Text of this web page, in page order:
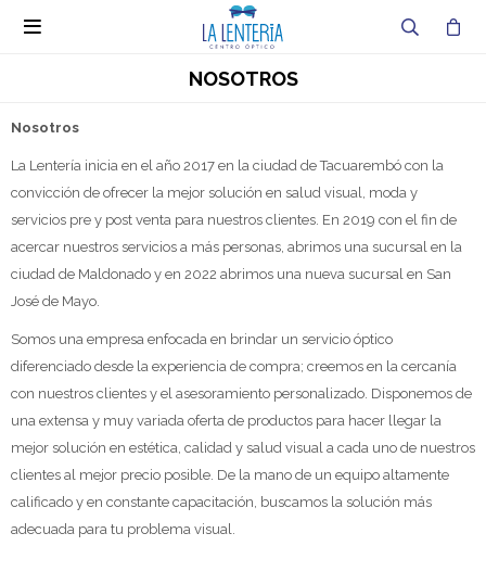

NOSOTROS
Nosotros
La Lentería inicia en el año 2017 en la ciudad de Tacuarembó con la
convicción de ofrecer la mejor solución en salud visual, moda y
servicios pre y post venta para nuestros clientes. En 2019 con el fin de
acercar nuestros servicios a más personas, abrimos una sucursal en la
ciudad de Maldonado y en 2022 abrimos una nueva sucursal en San
José de Mayo.
Somos una empresa enfocada en brindar un servicio óptico
diferenciado desde la experiencia de compra; creemos en la cercanía
con nuestros clientes y el asesoramiento personalizado. Disponemos de
una extensa y muy variada oferta de productos para hacer llegar la
mejor solución en estética, calidad y salud visual a cada uno de nuestros
clientes al mejor precio posible. De la mano de un equipo altamente
calificado y en constante capacitación, buscamos la solución más
adecuada para tu problema visual.